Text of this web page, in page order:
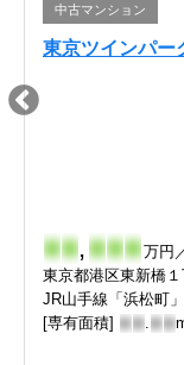
中古マンション
東京ツインパ
- - ,- - - 万円
東京都港区東新橋１
JR山手線「浜松町
[専有面積] - - .- -